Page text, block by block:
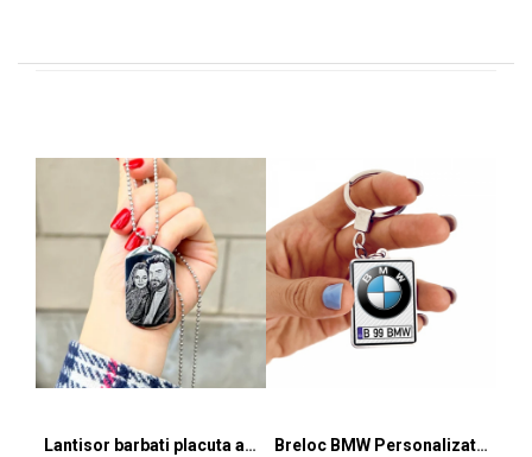
Lantisor barbati placuta army (inox) Breloc BMW Personalizat cu Marca si Numarul Masinii